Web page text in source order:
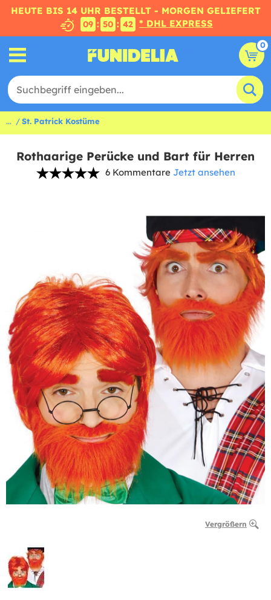
HEUTE BIS 14 UHR BESTELLT - MORGEN GELIEFERT
09 : 50 : 41 * DHL EXPRESS
0
... St. Patrick Kostüme
Rothaarige Perücke und Bart für Herren
6 Kommentare Jetzt ansehen
Vergrößern